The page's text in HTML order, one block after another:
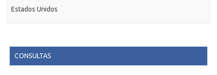
Estados Unidos
CONSULTAS